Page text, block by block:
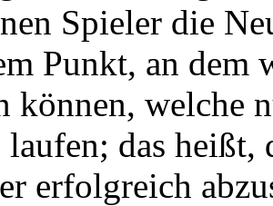
Spieler die
Punkt, an dem
können, welche
das heißt,
erfolgreich